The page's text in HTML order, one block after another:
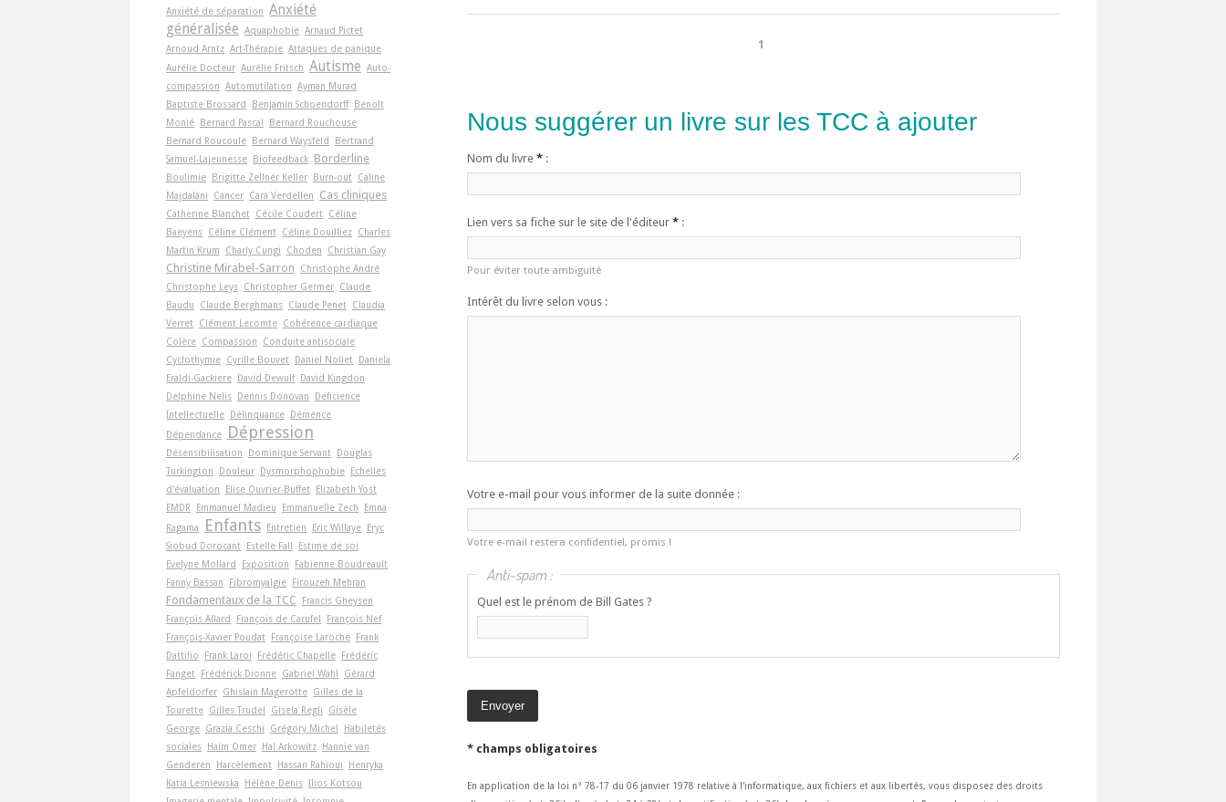
1
Nous suggérer un livre sur les TCC à ajouter
Nom du livre * :
Lien vers sa fiche sur le site de l'éditeur * :
Pour éviter toute ambiguïté
Intérêt du livre selon vous :
Votre e-mail pour vous informer de la suite donnée :
Votre e-mail restera confidentiel, promis !
Anti-spam :
Quel est le prénom de Bill Gates ?
* champs obligatoires
En application de la loi n° 78-17 du 06 janvier 1978 relative à l'informatique, aux fichiers et aux libertés, vous disposez des droits
Anxiété de séparation Anxiété
généralisée Aquaphobie Arnaud Pictet
Arnoud Arntz Art-Thérapie Attaques de panique
Aurélie Docteur Aurélie Fritsch Autisme Auto-
compassion Automutilation Ayman Murad
Baptiste Brossard
Benjamin Schoendorff Benoît
Monié Bernard Pascal
Bernard Rouchouse
Bernard Roucoule Bernard Waysfeld
Bertrand
Samuel-Lajeunesse Biofeedback Borderline
Boulimie Brigitte Zellner Keller Burn-out Caline
Majdalani
Cancer Cara Verdellen Cas cliniques
Catherine Blanchet Cécile Coudert Céline
Baeyens Céline Clément Céline Douilliez Charles
Martin Krum
Charly Cungi Choden Christian Gay
Christine Mirabel-Sarron
Christophe André
Christophe Leys Christopher Germer Claude
Baudu
Claude Berghmans Claude Penet Claudia
Verret Clément Lecomte Cohérence cardiaque
Colère Compassion
Conduite antisociale
Cyclothymie Cyrille Bouvet Daniel Nollet Daniela
Eraldi-Gackiere David Dewulf David Kingdon
Delphine Nelis Dennis Donovan
Déficience
Intellectuelle Délinquance Démence
Dépendance
Dépression
Désensibilisation Dominique Servant Douglas
Turkington
Douleur Dysmorphophobie Echelles
d'évaluation
Elise Ouvrier-Buffet Elizabeth Yost
EMDR
Emmanuel Madieu Emmanuelle Zech
Emna
Ragama
Enfants Entretien Eric Willaye Eryc
Siobud Dorocant Estelle Fall
Estime de soi
Evelyne Mollard
Exposition
Fabienne Boudreault
Fanny Bassan
Fibromyalgie Firouzeh Mehran
Fondamentaux de la TCC
Francis Gheysen
François Allard
François de Carufel
François Nef
François-Xavier Poudat Françoise Laroche Frank
Dattilio
Frank Laroi Frédéric Chapelle Frédéric
Fanget Frédérick Dionne Gabriel Wahl
Gérard
Apfeldorfer Ghislain Magerotte Gilles de la
Tourette Gilles Trudel Gisela Regli
Gisèle
George Grazia Ceschi Grégory Michel
Habiletés
sociales Haim Omer Hal Arkowitz Hannie van
Genderen
Harcèlement Hassan Rahioui
Henryka
Katia Lesniewska
Hélène Denis Ilios Kotsou